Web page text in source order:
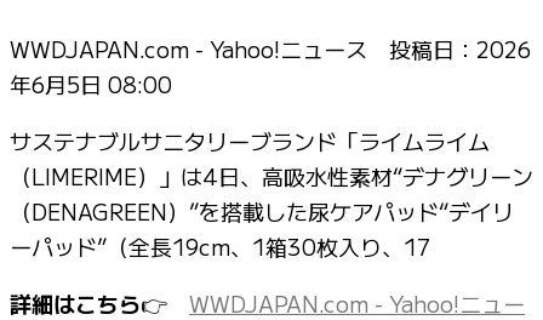
WWDJAPAN.com - Yahoo!ニュース 投稿日： 2026
年6月5日 08:00
サステナブルサニタリーブランド「ライムライム
（LIMERIME）」は4日、高吸水性素材“デナグリーン
（DENAGREEN）”を搭載した尿ケアパッド“デイリ
ーパッド”（全長19cm、1箱30枚入り、17
詳細はこちら👉 WWDJAPAN.com - Yahoo!ニュー